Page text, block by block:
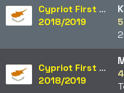
Cypriot First Division
2018/2019
Cypriot First Division
2018/2019